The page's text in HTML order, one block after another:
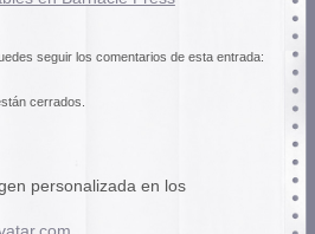
seguir los comentarios de esta entrada:
cerrados.
personalizada en los